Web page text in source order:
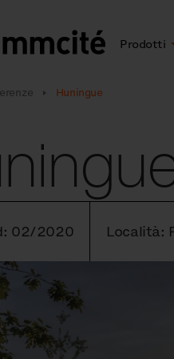
Prodotti
Huningue
02/2020 Località: